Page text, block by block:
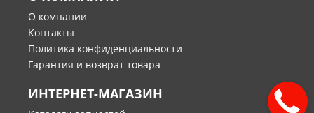
О компании
Контакты
Политика конфиденциальности
Гарантия и возврат товара
ИНТЕРНЕТ-МАГАЗИН